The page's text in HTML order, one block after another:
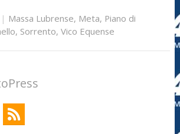
| Massa Lubrense, Meta, Piano di
, Sorrento, Vico Equense